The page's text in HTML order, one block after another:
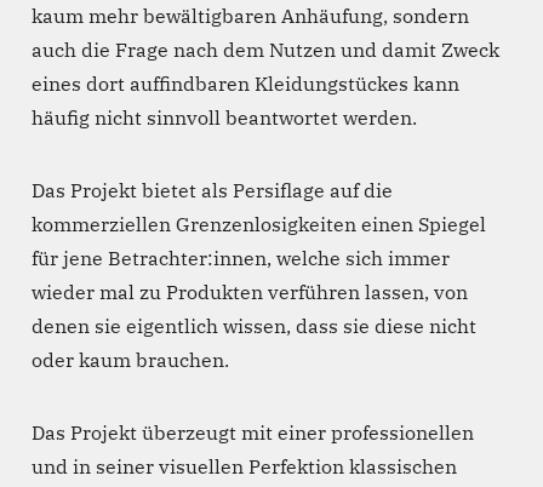
kaum mehr bewältigbaren Anhäufung, sondern
auch die Frage nach dem Nutzen und damit Zweck
eines dort auffindbaren Kleidungstückes kann
häufig nicht sinnvoll beantwortet werden.
Das Projekt bietet als Persiflage auf die
kommerziellen Grenzenlosigkeiten einen Spiegel
für jene Betrachter:innen, welche sich immer
wieder mal zu Produkten verführen lassen, von
denen sie eigentlich wissen, dass sie diese nicht
oder kaum brauchen.
Das Projekt überzeugt mit einer professionellen
und in seiner visuellen Perfektion klassischen